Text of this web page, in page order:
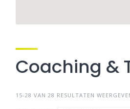
Coaching &
15-28 VAN 28 RESULTATEN